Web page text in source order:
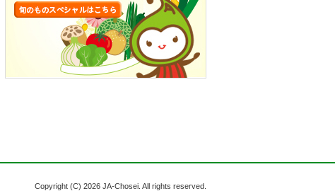
Copyright (C) 2026 JA-Chosei. All rights reserved.